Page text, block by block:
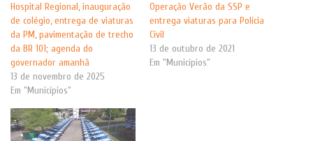
Hospital Regional, inauguração
de colégio, entrega de viaturas
da PM, pavimentação de trecho
da BR 101; agenda do
governador amanhã
13 de novembro de 2025
Em "Municípios"
Operação Verão da SSP e
entrega viaturas para Polícia
Civil
13 de outubro de 2021
Em "Municípios"